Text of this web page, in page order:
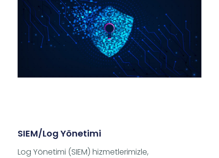
SIEM/Log Yönetimi
Log Yönetimi (SIEM) hizmetlerimizle,